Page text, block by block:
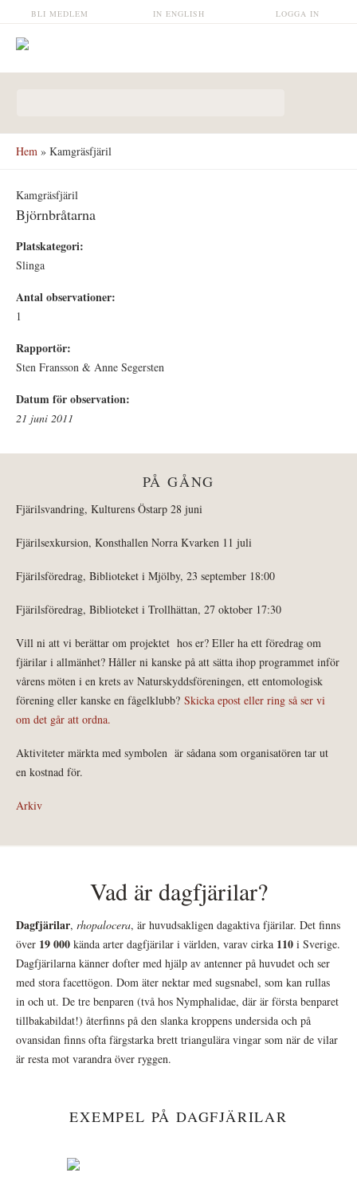
Hoppa till huvudinnehåll LOGGA IN
IN ENGLISH
BLI MEDLEM
Hem » Kamgräsfjäril
Kamgräsfjäril
Björnbråtarna
Platskategori:
Slinga
Antal observationer:
1
Rapportör:
Sten Fransson & Anne Segersten
Datum för observation:
21 juni 2011
PÅ GÅNG
Fjärilsvandring, Kulturens Östarp 28 juni
Fjärilsexkursion, Konsthallen Norra Kvarken 11 juli
Fjärilsföredrag, Biblioteket i Mjölby, 23 september 18:00
Fjärilsföredrag, Biblioteket i Trollhättan, 27 oktober 17:30
Vill ni att vi berättar om projektet hos er? Eller ha ett föredrag om
fjärilar i allmänhet? Håller ni kanske på att sätta ihop programmet inför
vårens möten i en krets av Naturskyddsföreningen, ett entomologisk
förening eller kanske en fågelklubb? Skicka epost eller ring så ser vi
om det går att ordna.
Aktiviteter märkta med symbolen är sådana som organisatören tar ut
en kostnad för.
Arkiv
Vad är dagfjärilar?
Dagfjärilar, rhopalocera, är huvudsakligen dagaktiva fjärilar. Det finns
över 19 000 kända arter dagfjärilar i världen, varav cirka 110 i Sverige.
Dagfjärilarna känner dofter med hjälp av antenner på huvudet och ser
med stora facettögon. Dom äter nektar med sugsnabel, som kan rullas
in och ut. De tre benparen (två hos Nymphalidae, där är första benparet
tillbakabildat!) återfinns på den slanka kroppens undersida och på
ovansidan finns ofta färgstarka brett triangulära vingar som när de vilar
är resta mot varandra över ryggen.
EXEMPEL PÅ DAGFJÄRILAR